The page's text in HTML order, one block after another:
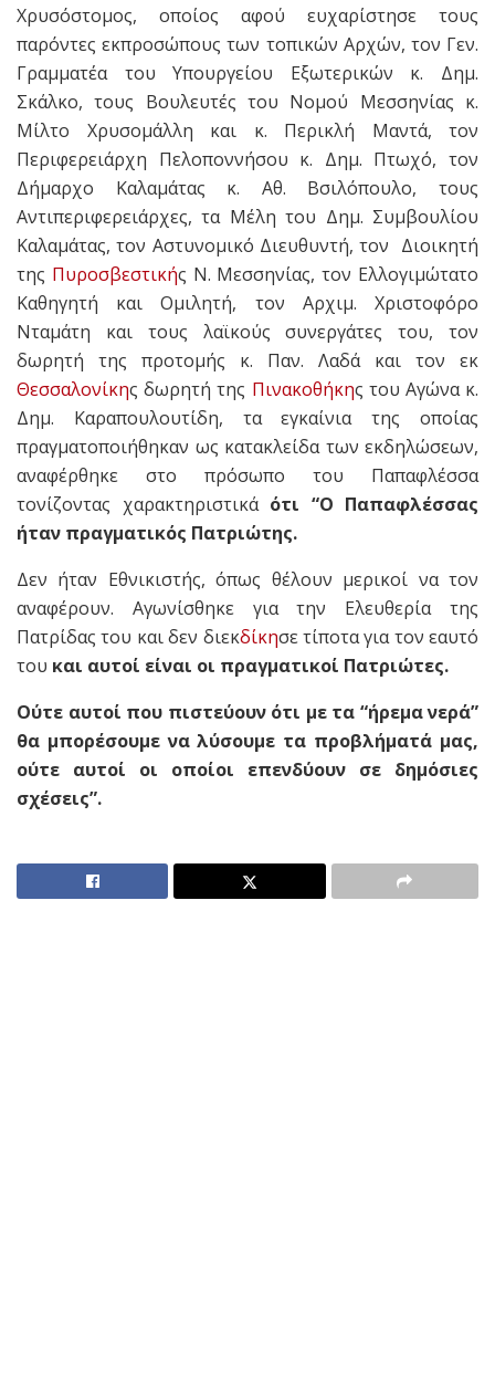
Χρυσόστομος, οποίος αφού ευχαρίστησε τους
παρόντες εκπροσώπους των τοπικών Αρχών, τον Γεν.
Γραμματέα του Υπουργείου Εξωτερικών κ. Δημ.
Σκάλκο, τους Βουλευτές του Νομού Μεσσηνίας κ.
Μίλτο Χρυσομάλλη και κ. Περικλή Μαντά, τον
Περιφερειάρχη Πελοποννήσου κ. Δημ. Πτωχό, τον
Δήμαρχο Καλαμάτας κ. Αθ. Βσιλόπουλο, τους
Αντιπεριφερειάρχες, τα Μέλη του Δημ. Συμβουλίου
Καλαμάτας, τον Αστυνομικό Διευθυντή, τον Διοικητή
της Πυροσβεστικής Ν. Μεσσηνίας, τον Ελλογιμώτατο
Καθηγητή και Ομιλητή, τον Αρχιμ. Χριστοφόρο
Νταμάτη και τους λαϊκούς συνεργάτες του, τον
δωρητή της προτομής κ. Παν. Λαδά και τον εκ
Θεσσαλονίκης δωρητή της Πινακοθήκης του Αγώνα κ.
Δημ. Καραπουλουτίδη, τα εγκαίνια της οποίας
πραγματοποιήθηκαν ως κατακλείδα των εκδηλώσεων,
αναφέρθηκε στο πρόσωπο του Παπαφλέσσα
τονίζοντας χαρακτηριστικά ότι “Ο Παπαφλέσσας
ήταν πραγματικός Πατριώτης.
Δεν ήταν Εθνικιστής, όπως θέλουν μερικοί να τον
αναφέρουν. Αγωνίσθηκε για την Ελευθερία της
Πατρίδας του και δεν διεκδίκησε τίποτα για τον εαυτό
του και αυτοί είναι οι πραγματικοί Πατριώτες.
Ούτε αυτοί που πιστεύουν ότι με τα “ήρεμα νερά”
θα μπορέσουμε να λύσουμε τα προβλήματά μας,
ούτε αυτοί οι οποίοι επενδύουν σε δημόσιες
σχέσεις”.